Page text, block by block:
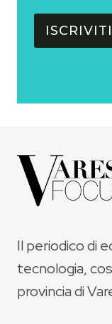
ISCRIVITI
Il periodico di
tecnologia,
provincia di